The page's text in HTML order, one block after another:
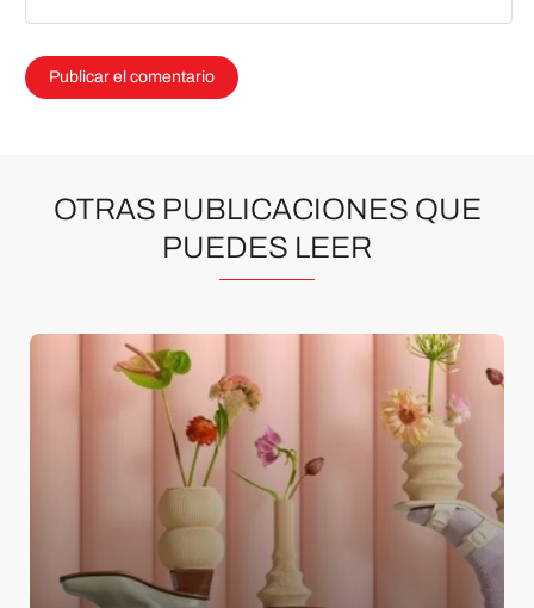
OTRAS PUBLICACIONES QUE
PUEDES LEER